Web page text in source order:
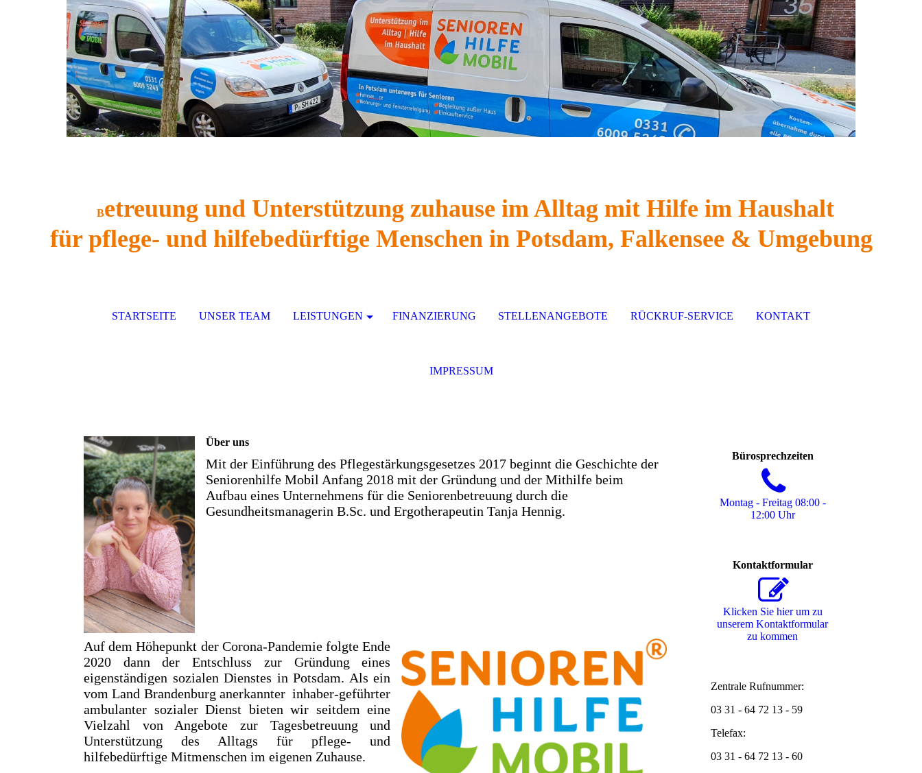
Betreuung und Unterstützung zuhause im Alltag mit Hilfe im Haushalt
für pflege- und hilfebedürftige Menschen in Potsdam, Falkensee & Umgebung
STARTSEITE UNSER TEAM LEISTUNGEN FINANZIERUNG STELLENANGEBOTE RÜCKRUF-SERVICE KONTAKT
IMPRESSUM
Über uns
Mit der Einführung des Pflegestärkungsgesetzes 2017 beginnt die Geschichte der
Seniorenhilfe Mobil Anfang 2018 mit der Gründung und der Mithilfe beim
Aufbau eines Unternehmens für die Seniorenbetreuung durch die
Gesundheitsmanagerin B.Sc. und Ergotherapeutin Tanja Hennig.
Auf dem Höhepunkt der Corona-Pandemie folgte Ende
2020 dann der Entschluss zur Gründung eines
eigenständigen sozialen Dienstes in Potsdam. Als ein
vom Land Brandenburg anerkannter inhaber-geführter
ambulanter sozialer Dienst bieten wir seitdem eine
Vielzahl von Angebote zur Tagesbetreuung und
Unterstützung des Alltags für pflege- und
hilfebedürftige Mitmenschen im eigenen Zuhause.
Bürosprechzeiten
Montag - Freitag 08:00 -
12:00 Uhr
Kontaktformular
Klicken Sie hier um zu
unserem Kon­takt­for­mu­lar
zu kommen
Zentrale Rufnummer:
03 31 - 64 72 13 - 59
Telefax:
03 31 - 64 72 13 - 60